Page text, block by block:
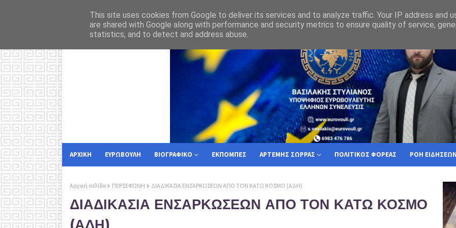
ΕΥΡΩΠΑΙΚΗ ΕΝΩΣΗ Γιατί ο Ελληνας Πολίτης πρέπει να επιλέξει την Ελλήνων Συνέλευσις
ΑΡΧΙΚΗ ΕΥΡΩΒΟΥΛΗ ΒΙΟΓΡΑΦΙΚΟ ΕΚΠΟΜΠΕΣ ΑΡΤΕΜΗΣ ΣΩΡΡΑΣ ΠΟΛΙΤΙΚΟΣ ΦΟΡΕΑΣ ΡΟΗ ΕΙΔΗΣΕΩΝ
Αρχική σελίδα ΠΕΡΣΕΦΩΝΗ ΔΙΑΔΙΚΑΣΙΑ ΕΝΣΑΡΚΩΣΕΩΝ ΑΠΟ ΤΟΝ ΚΑΤΩ ΚΟΣΜΟ (ΑΔΗ)
ΔΙΑΔΙΚΑΣΙΑ ΕΝΣΑΡΚΩΣΕΩΝ ΑΠΟ ΤΟΝ ΚΑΤΩ ΚΟΣΜΟ
This site uses cookies from Google to deliver its services and to analyze traffic. Your IP address and
are shared with Google along with performance and security metrics to ensure quality of service,
statistics, and to detect and address abuse.